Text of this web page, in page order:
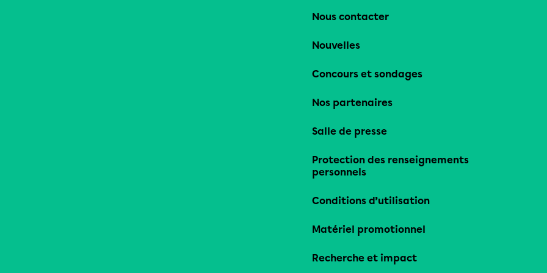
Nous contacter
Nouvelles
Concours et sondages
Nos partenaires
Salle de presse
Protection des renseignements
personnels
Conditions d’utilisation
Matériel promotionnel
Recherche et impact